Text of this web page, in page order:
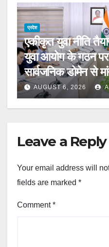
प्रदेश
एकीकृत युवा नीति
युवा आयोग के गठन पर
सार्वजनिक डोमेन से
AUGUST 6, 2026
Leave a Reply
Your email address will
fields are marked *
Comment*